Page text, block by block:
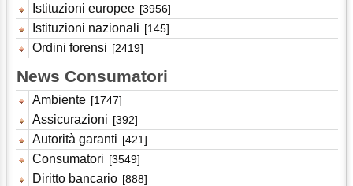
Istituzioni europee [3956]
Istituzioni nazionali [145]
Ordini forensi [2419]
News Consumatori
Ambiente [1747]
Assicurazioni [392]
Autorità garanti [421]
Consumatori [3549]
Diritto bancario [888]